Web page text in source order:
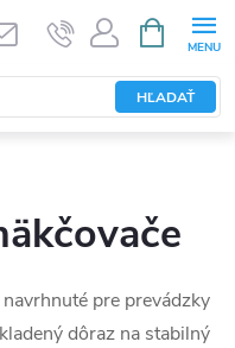
HĽADAŤ
KOŠÍK
pre prevádzky
dôraz na stabilný